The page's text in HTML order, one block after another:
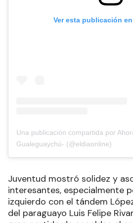
Ver esta publicación
Una publicación compartida por
Gualeguaychú- (@eldiaonline)
Juventud mostró solidez y
interesantes, especialmente
izquierdo con el tándem
del paraguayo Luis Felipe